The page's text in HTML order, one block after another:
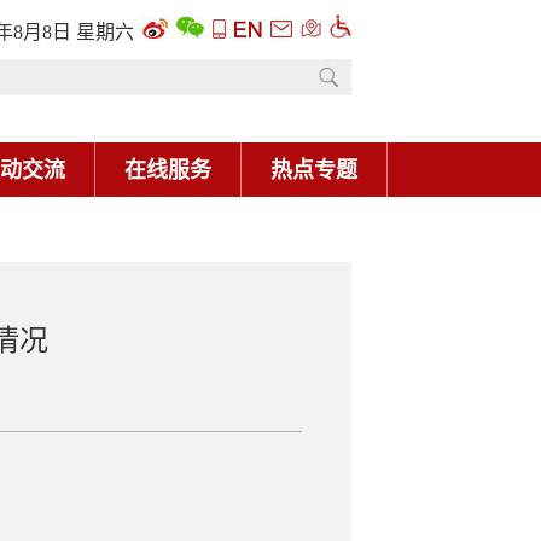
8月8日 星期六
交流 在线服务 热点专题
况